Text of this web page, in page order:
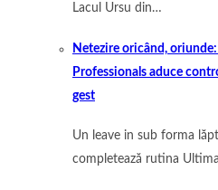
Lacul Ursu din…
Netezire oricând,
Professionals aduce
gest
Un leave in sub forma
completează rutina